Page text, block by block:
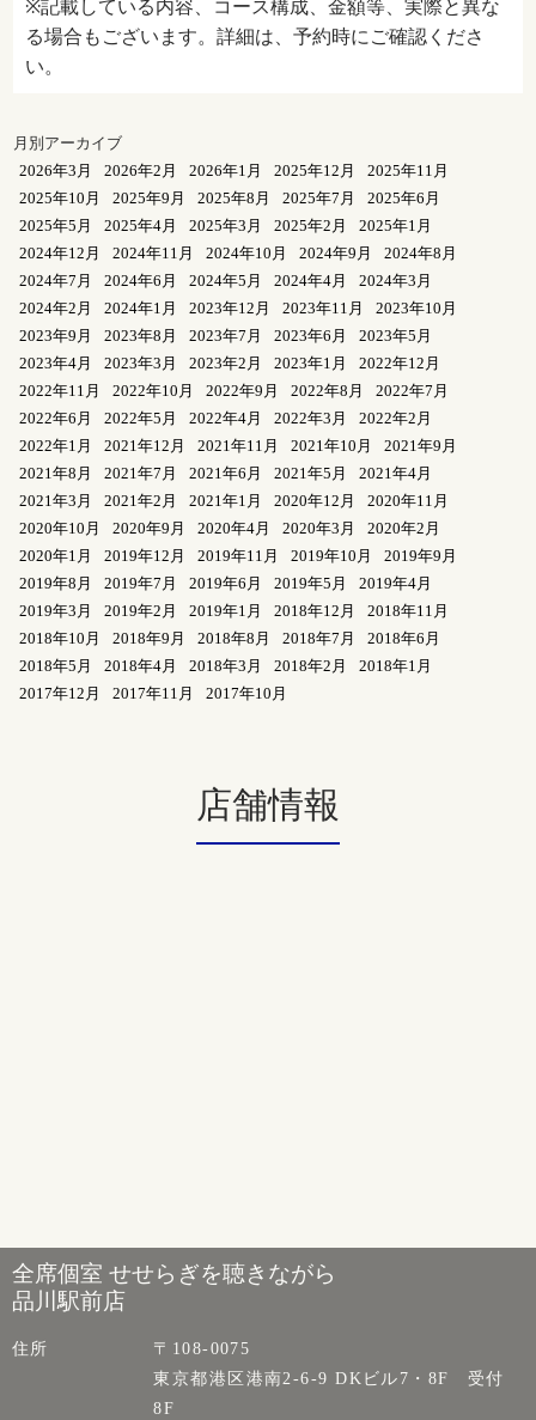
※記載している内容、コース構成、金額等、実際と異な
る場合もございます。詳細は、予約時にご確認くださ
い。
月別アーカイブ
2026年3月
2026年2月 2026年1月 2025年12月
2025年11月
2025年10月
2025年9月 2025年8月 2025年7月
2025年6月
2025年5月
2025年4月 2025年3月 2025年2月
2025年1月
2024年12月
2024年11月 2024年10月 2024年9月
2024年8月
2024年7月
2024年6月 2024年5月 2024年4月
2024年3月
2024年2月
2024年1月 2023年12月 2023年11月
2023年10月
2023年9月
2023年8月 2023年7月 2023年6月
2023年5月
2023年4月
2023年3月 2023年2月 2023年1月
2022年12月
2022年11月
2022年10月 2022年9月 2022年8月
2022年7月
2022年6月
2022年5月 2022年4月 2022年3月
2022年2月
2022年1月
2021年12月 2021年11月 2021年10月
2021年9月
2021年8月
2021年7月 2021年6月 2021年5月
2021年4月
2021年3月
2021年2月 2021年1月 2020年12月
2020年11月
2020年10月
2020年9月 2020年4月 2020年3月
2020年2月
2020年1月
2019年12月 2019年11月 2019年10月
2019年9月
2019年8月
2019年7月 2019年6月 2019年5月
2019年4月
2019年3月
2019年2月 2019年1月 2018年12月
2018年11月
2018年10月
2018年9月 2018年8月 2018年7月
2018年6月
2018年5月
2018年4月 2018年3月 2018年2月
2018年1月
2017年12月
2017年11月 2017年10月
店舗情報
全席個室 せせらぎを聴きながら
品川駅前店
住所
〒108-0075
東京都港区港南2-6-9 DKビル7・8F 受付
8F